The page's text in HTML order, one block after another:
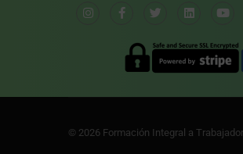
© 2026 Formación Integral a